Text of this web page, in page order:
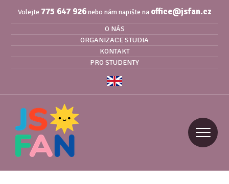
Volejte 775 647 926nebo nám napište na office@jsfan.cz
O NÁS
ORGANIZACE STUDIA
KONTAKT
PRO STUDENTY